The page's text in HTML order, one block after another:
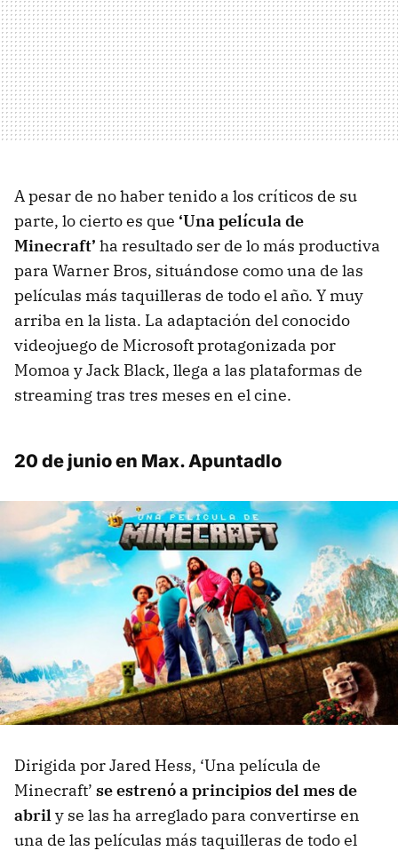
A pesar de no haber tenido a los críticos de su
parte, lo cierto es que ‘Una película de
Minecraft’ ha resultado ser de lo más productiva
para Warner Bros, situándose como una de las
películas más taquilleras de todo el año. Y muy
arriba en la lista. La adaptación del conocido
videojuego de Microsoft protagonizada por
Momoa y Jack Black, llega a las plataformas de
streaming tras tres meses en el cine.
20 de junio en Max. Apuntadlo
Dirigida por Jared Hess, ‘Una película de
Minecraft’ se estrenó a principios del mes de
abrily se las ha arreglado para convertirse en
una de las películas más taquilleras de todo el